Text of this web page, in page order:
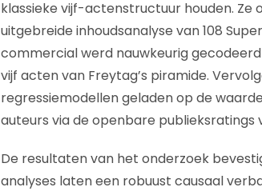
klassieke vijf-actenstructuur houden. Ze
uitgebreide inhoudsanalyse van 108
commercial werd nauwkeurig
vijf acten van Freytag’s piramide.
regressiemodellen geladen op de
auteurs via de openbare publieksratings
De resultaten van het onderzoek
analyses laten een robuust causaal